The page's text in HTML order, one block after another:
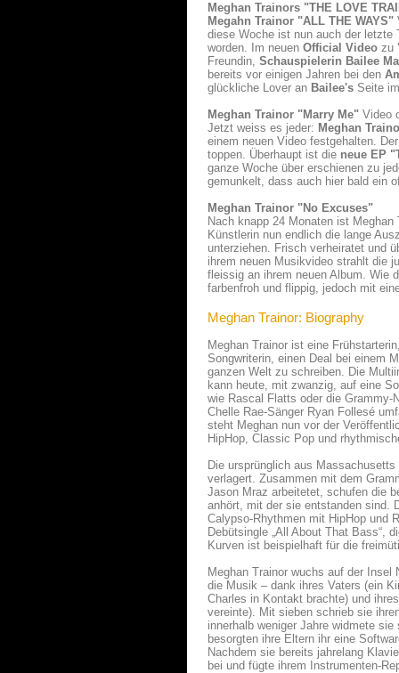
Meghan Trainors "THE LOVE
Megahn Trainor "ALL THE WAYS"
diese Woche ist nun auch der
worden. Im neuen Official Video zu
Freundin, Schauspielerin Bailee
bereits vor einigen Jahren bei den
glückliche Lover an Bailee's Seite
Meghan Trainor "Marry Me" Video
Jetzt weiss es jeder: Meghan
einem neuen Video festgehalten.
toppen. Überhaupt ist die neue EP
ganze Woche über erschienen zu
gemunkelt, dass auch hier bald ein
Meghan Trainor "No Excuses"
Nach knapp 24 Monaten ist
Künstlerin nun endlich die lange
unterziehen. Frisch verheiratet und
ihrem neuen Musikvideo strahlt die
fleissig an ihrem neuen Album. Wie
farbenfroh und flippig, jedoch mit
Meghan Trainor: Biography
Meghan Trainor ist eine
Songwriterin, einen Deal bei einem
ganzen Welt zu schreiben. Die
kann heute, mit zwanzig, auf eine
wie Rascal Flatts oder die Grammy-
Chelle Rae-Sänger Ryan Follesé
steht Meghan nun vor der
HipHop, Classic Pop und
Die ursprünglich aus
verlagert. Zusammen mit dem
Jason Mraz arbeitetet, schufen die
anhört, mit der sie entstanden sind.
Calypso-Rhythmen mit HipHop und
Debütsingle „All About That Bass“,
Kurven ist beispielhaft für die
Meghan Trainor wuchs auf der
die Musik – dank ihres Vaters (ein
Charles in Kontakt brachte) und
vereinte). Mit sieben schrieb sie
innerhalb weniger Jahre widmete
besorgten ihre Eltern ihr eine
Nachdem sie bereits jahrelang
bei und fügte ihrem Instrumenten-